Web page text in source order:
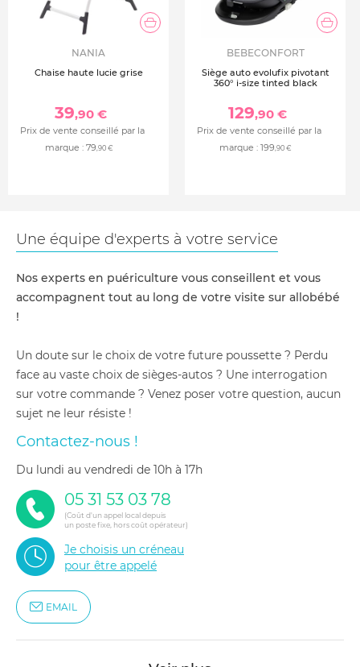
NANIA
Chaise haute lucie grise
39,90 €
Prix de vente conseillé par la
marque : 79,90 €
BEBECONFORT
Siège auto evolufix pivotant
360° i-size tinted black
129,90 €
Prix de vente conseillé par la
marque : 199,90 €
Une équipe d'experts à votre service
Nos experts en puériculture vous conseillent et vous
accompagnent tout au long de votre visite sur allobébé
!
Un doute sur le choix de votre future poussette ? Perdu
face au vaste choix de sièges-autos ? Une interrogation
sur votre commande ? Venez poser votre question, aucun
sujet ne leur résiste !
Contactez-nous !
du lundi au vendredi de 10h à 17h
05 31 53 03 78
(Coût d'un appel local depuis
un poste fixe, hors coût opérateur)
Je choisis un créneau
pour être appelé
EMAIL